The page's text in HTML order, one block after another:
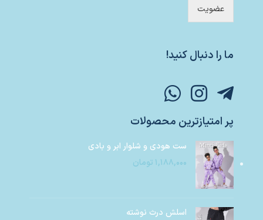
عضویت
ما را دنبال کنید!
پر امتیازترین محصولات
ست هودی و شلوار ابر و بادی
۱,۱۸۸,۰۰۰ تومان
اسلش درث نوشته